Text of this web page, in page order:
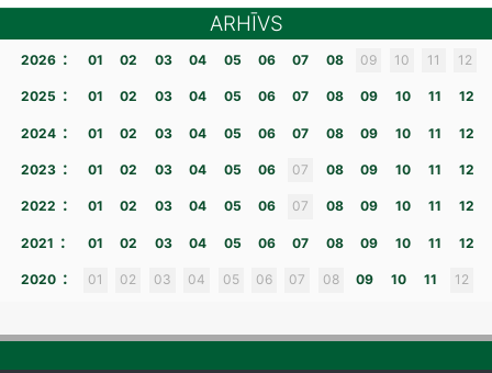
ARHĪVS
2026 : 01 02 03 04 05 06 07 08 09 10 11 12
2025 : 01 02 03 04 05 06 07 08 09 10 11 12
2024 : 01 02 03 04 05 06 07 08 09 10 11 12
2023 : 01 02 03 04 05 06 07 08 09 10 11 12
2022 : 01 02 03 04 05 06 07 08 09 10 11 12
2021 : 01 02 03 04 05 06 07 08 09 10 11 12
2020 : 01 02 03 04 05 06 07 08 09 10 11 12